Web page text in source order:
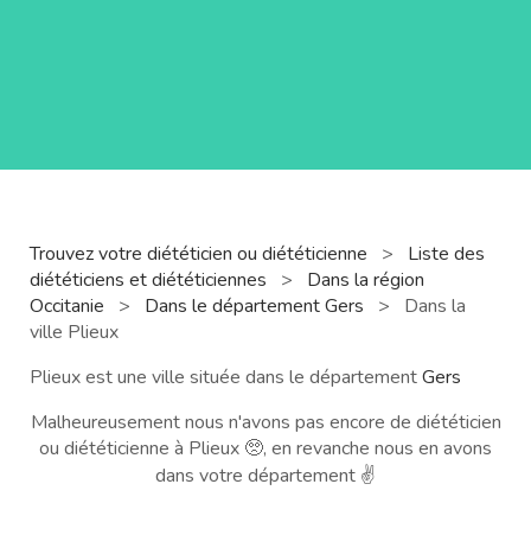
Trouvez votre diététicien ou diététicienne >
Liste des
diététiciens et diététiciennes
>
Dans la région
Occitanie
> Dans le département Gers >
Dans la
ville Plieux
Plieux est une ville située dans le départementGers
Malheureusement nous n'avons pas encore de diététicien
ou diététicienne à Plieux 🥺, en revanche nous en avons
dans votre département ✌️